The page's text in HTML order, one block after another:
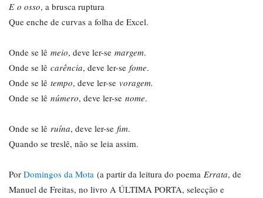
E o osso, a brusca ruptura
Que enche de curvas a folha de Excel.
Onde se lê meio, deve ler-se margem.
Onde se lê carência, deve ler-se fome.
Onde se lê tempo, deve ler-se voragem.
Onde se lê número, deve ler-se nome.
Onde se lê ruína, deve ler-se fim.
Quando se treslê, não se leia assim.
Por Domingos da Mota (a partir da leitura do poema Errata, de
Manuel de Freitas, no livro A ÚLTIMA PORTA, selecção e